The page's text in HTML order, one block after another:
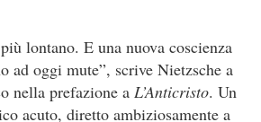
lontano. E una nuova coscienza
ad oggi mute”, scrive Nietzsche a
nella prefazione a L’Anticristo. Un
acuto, diretto ambiziosamente a